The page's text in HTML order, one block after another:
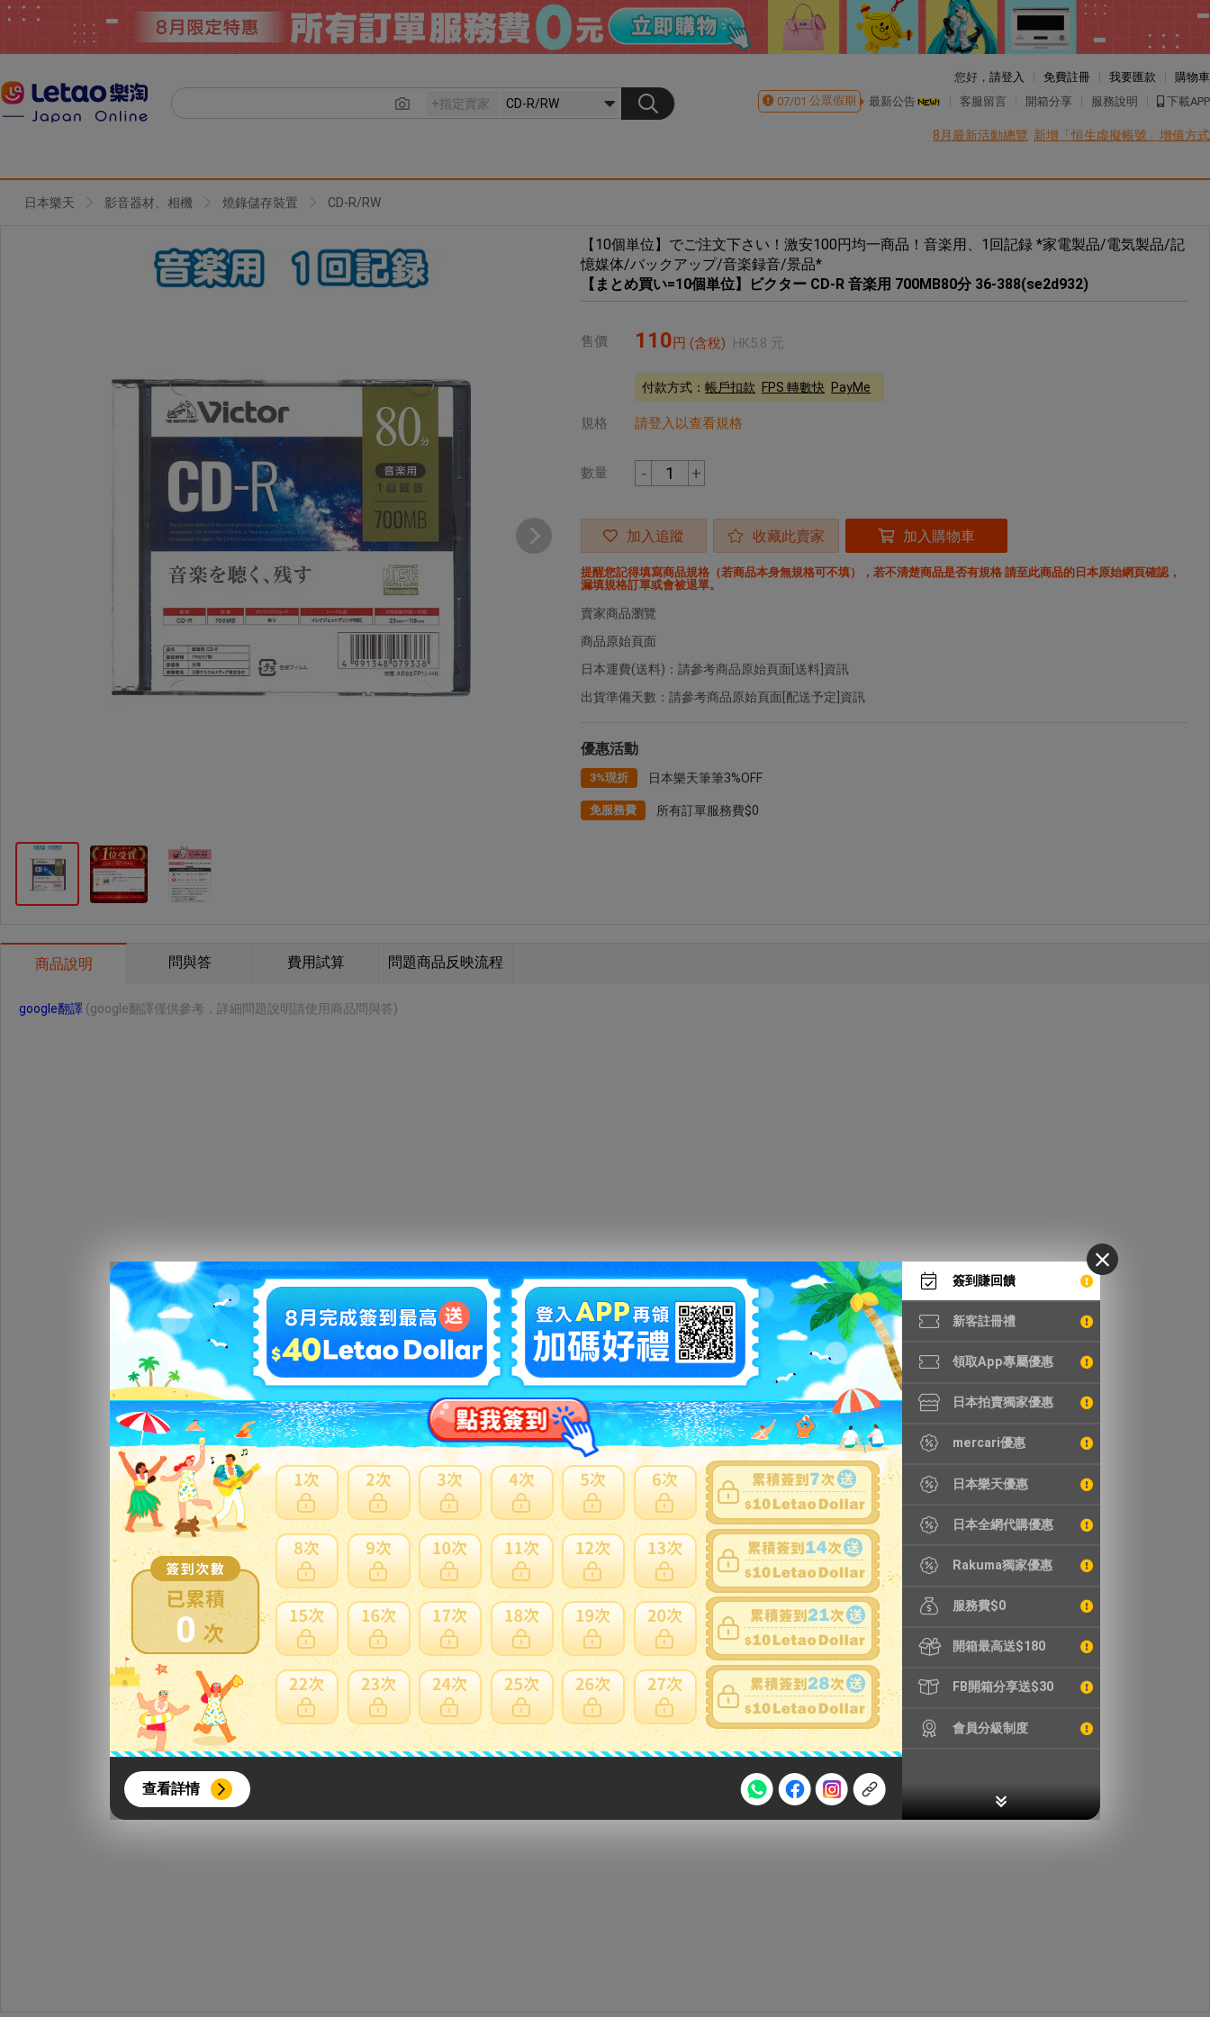
0
查看詳情
簽到賺回饋
新客註冊禮
領取App專屬優惠
日本拍賣獨家優惠
mercari優惠
日本樂天優惠
日本全網代購優惠
Rakuma獨家優惠
服務費$0
開箱最高送$180
FB開箱分享送$30
會員分級制度
您好， 請登入 免費註冊 我要匯款
購物車
07/01 公眾假期 最新公告 客服留言 開箱分享 服務說明 下載APP
8月最新活動總覽 新增「恒生虛擬帳號」增值方式
日本樂天 影音器材、相機 燒錄儲存裝置 CD-R/RW
【10個単位】でご注文下さい！激安100円均一商品！音楽用、1回記録 *家電製品/電気製品/記
憶媒体/バックアップ/音楽録音/景品*
【まとめ買い=10個単位】ビクター CD-R 音楽用 700MB80分 36-388(se2d932)
售價 110円(含稅) HK5.8 元
付款方式：帳戶扣款 FPS 轉數快 PayMe
規格 請登入以查看規格
數量 - +
加入追蹤 收藏此賣家 加入購物車
提醒您記得填寫商品規格（若商品本身無規格可不填），若不清楚商品是否有規格 請至此商品的日本原始網頁確認，
漏填規格訂單或會被退單。
賣家商品瀏覽
商品原始頁面
日本運費(送料)：請參考商品原始頁面[送料]資訊
出貨準備天數：請參考商品原始頁面[配送予定]資訊
優惠活動
3%現折 日本樂天筆筆3%OFF
免服務費 所有訂單服務費$0
商品說明 問與答 費用試算 問題商品反映流程
google翻譯 (google翻譯僅供參考，詳細問題說明請使用商品問與答)